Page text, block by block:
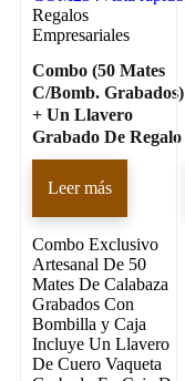
Regalos
Empresariales
Combo (50 Mates
C/Bomb. Grabados)
+ Un Llavero
Grabado De Regalo
Leer más
Combo Exclusivo
Artesanal De 50
Mates De Calabaza
Grabados Con
Bombilla y Caja
Incluye Un Llavero
De Cuero Vaqueta